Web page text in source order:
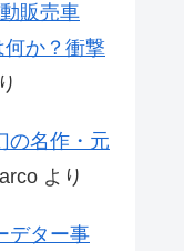
販売車
何か？衝撃
の名作・元
より
デター事